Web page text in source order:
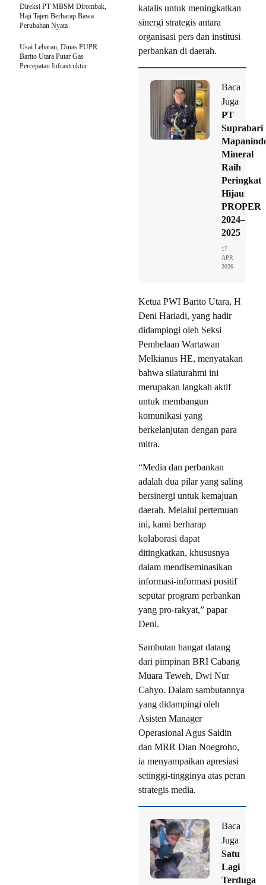
katalis untuk meningkatkan
sinergi strategis antara
organisasi pers dan institusi
perbankan di daerah.
Baca
Juga
PT
Suprabari
Mineral
Raih
Peringkat
Hijau
PROPER
2024–
2025
17
APR
2026
Ketua PWI Barito Utara, H
Deni Hariadi, yang hadir
didampingi oleh Seksi
Pembelaan Wartawan
Melkianus HE, menyatakan
bahwa silaturahmi ini
merupakan langkah aktif
untuk membangun
komunikasi yang
berkelanjutan dengan para
mitra.
“Media dan perbankan
adalah dua pilar yang saling
bersinergi untuk kemajuan
daerah. Melalui pertemuan
ini, kami berharap
kolaborasi dapat
ditingkatkan, khususnya
dalam mendiseminasikan
informasi-informasi positif
seputar program perbankan
yang pro-rakyat,” papar
Deni.
Sambutan hangat datang
dari pimpinan BRI Cabang
Muara Teweh, Dwi Nur
Cahyo. Dalam sambutannya
yang didampingi oleh
Asisten Manager
Operasional Agus Saidin
dan MRR Dian Noegroho,
ia menyampaikan apresiasi
setinggi-tingginya atas peran
strategis media.
Baca
Juga
Satu
Lagi
Terduga
Direksi PT MBSM Dirombak,
Haji Tajeri Berharap Bawa
Perubahan Nyata
Usai Lebaran, Dinas PUPR
Barito Utara Putar Gas
Percepatan Infrastruktur